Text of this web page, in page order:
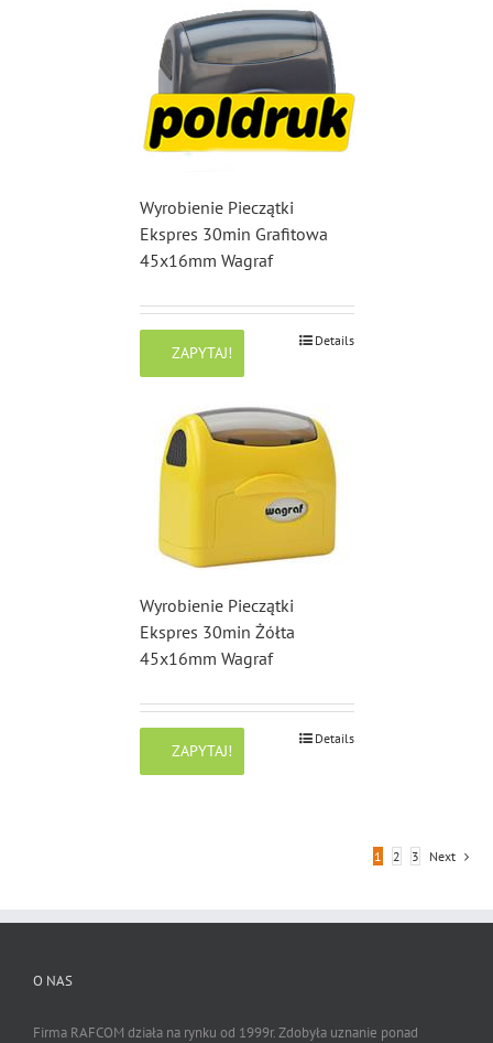
Wyrobienie Pieczątki
Ekspres 30min Grafitowa
45x16mm Wagraf
ZAPYTAJ!
Details
Wyrobienie Pieczątki
Ekspres 30min Żółta
45x16mm Wagraf
ZAPYTAJ!
Details
1 2 3 Next
O NAS
Firma RAFCOM działa na rynku od 1999r. Zdobyła uznanie ponad